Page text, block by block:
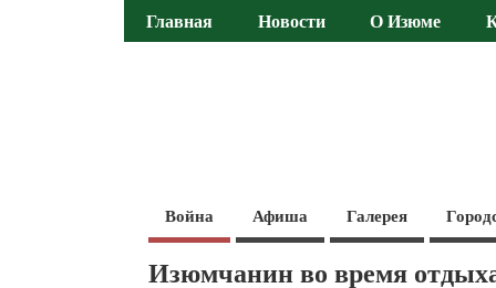
Главная Новости О Изюме
Война Афиша Галерея
Изюмчанин во время